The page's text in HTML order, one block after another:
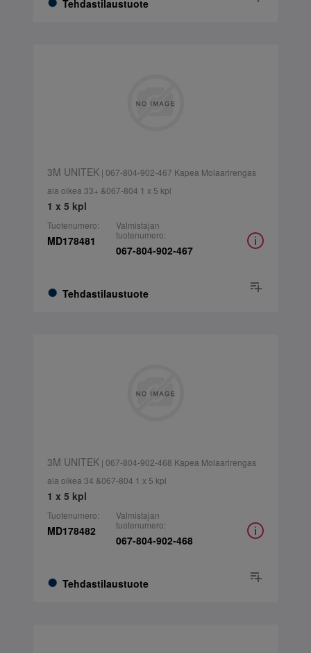
Tehdastilaustuote
3M UNITEK| 067-804-902-467 Kapea Molaarirengas
ala oikea 33+ &067-804 1 x 5 kpl
1 x 5 kpl
Tuotenumero:
MD178481
Tehdastilaustuote
Valmistajan
tuotenumero:
067-804-902-467
3M UNITEK| 067-804-902-468 Kapea Molaarirengas
ala oikea 34 &067-804 1 x 5 kpl
1 x 5 kpl
Tuotenumero:
MD178482
Tehdastilaustuote
Valmistajan
tuotenumero:
067-804-902-468